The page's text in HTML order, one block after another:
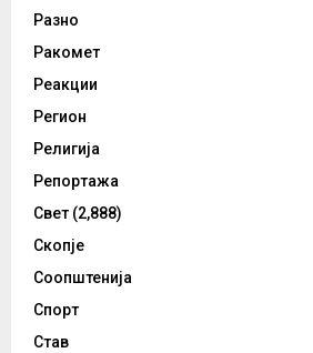
Разно
Ракомет
Реакции
Регион
Религија
Репортажа
Свет (2,888)
Скопје
Соопштенија
Спорт
Став